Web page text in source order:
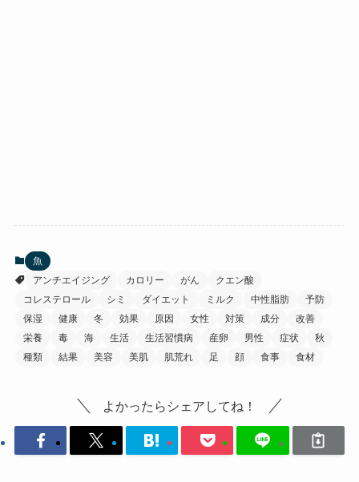
魚
アンチエイジング
カロリー がん
クエン酸
コレステロール
シミ ダイエット ミルク 中性脂肪
予防
保湿
健康 冬 効果 原因 女性 対策 成分
改善
栄養
毒 海 生活 生活習慣病 産卵 男性 症状
秋
種類
結果 美容 美肌 肌荒れ 足 顔 食事 食材
よかったらシェアしてね！